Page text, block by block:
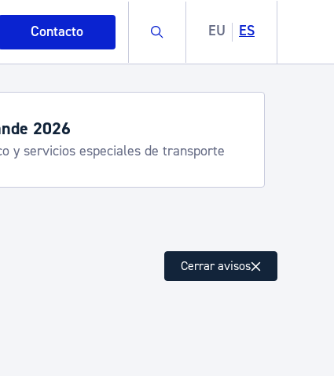
Contacto Buscar EU ES
y medioambiente
2026
y servicios especiales de transporte
Cerrar avisos